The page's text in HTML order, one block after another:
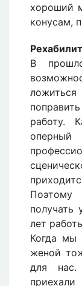
хороший
конусам,
В
работу.
лет
Когда мы
женой
для